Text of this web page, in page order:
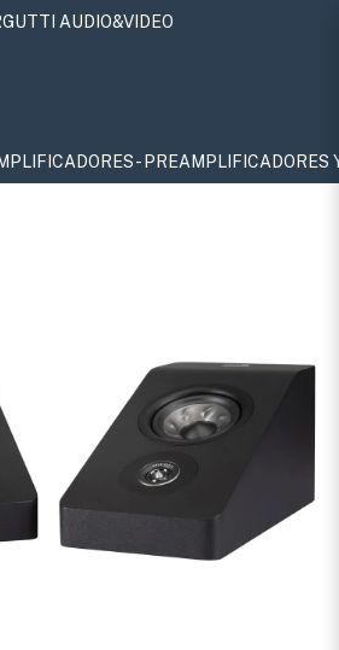
AUDIO&VIDEO
- PREAMPLIFICADORES Y